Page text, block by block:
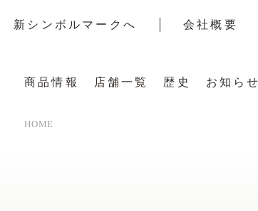
新シンボルマークへ 会社概要
商品情報 店舗一覧 歴史 お知らせ
HOME